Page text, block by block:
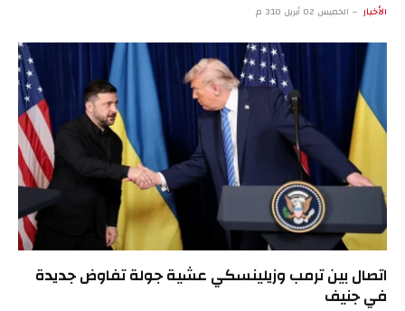
الأخبار الخميس 02 أبريل 3:10 م
اتصال بين ترمب وزيلينسكي عشية جولة تفاوض جديدة
في جنيف